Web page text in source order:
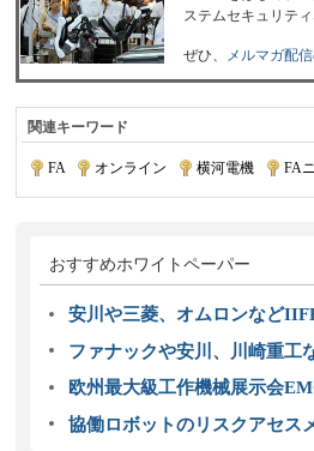
ステムセキュリテ
ぜひ、 メルマガ配
関連キーワード
FA| オンライン 横河電機 FA
おすすめホワイトペーパー
安川や三菱、オムロンなど
ファナックや安川、川崎重工
欧州最大級工作機械展示会
協働ロボットのリスクアセス